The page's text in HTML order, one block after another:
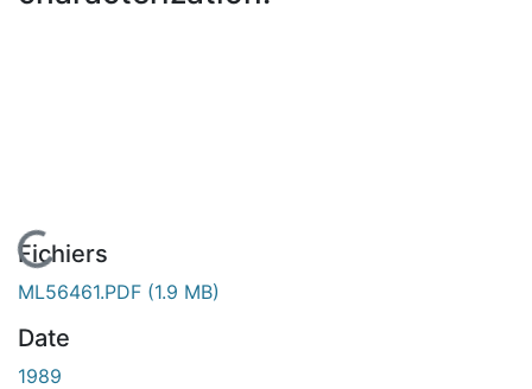
En cours de chargement...
Fichiers
ML56461.PDF (1.9 MB)
Date
1989